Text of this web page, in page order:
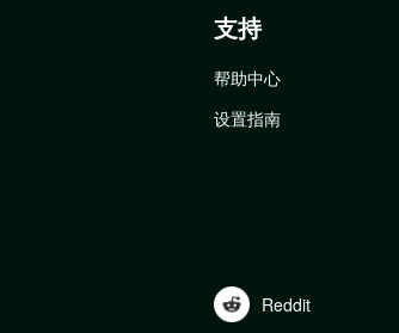
支持
帮助中心
设置指南
Reddit